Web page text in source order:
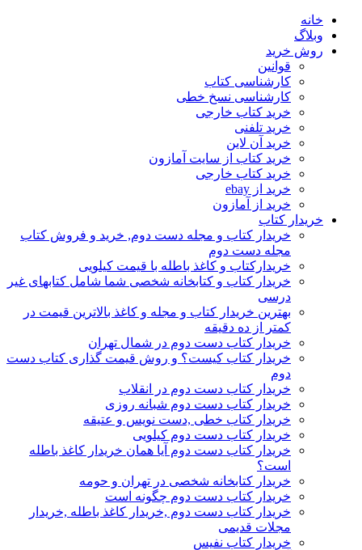
خانه
وبلاگ
روش خرید
قوانین
کارشناسی کتاب
کارشناسی نسخ خطی
خرید کتاب خارجی
خرید تلفنی
خرید آن لاین
خرید کتاب از سایت آمازون
خرید کتاب خارجی
خرید از ebay
خرید از آمازون
خریدار کتاب
خریدار کتاب و مجله دست دوم, خرید و فروش کتاب
مجله دست دوم
خریدارکتاب و کاغذ باطله با قیمت کیلویی
خریدار کتاب و کتابخانه شخصی شما شامل کتابهای غیر
درسی
بهترین خریدار کتاب و مجله و کاغذ بالاترین قیمت در
کمتر از ده دقیقه
خریدار کتاب دست دوم در شمال تهران
خریدار کتاب کیست؟ و روش قیمت گذاری کتاب دست
دوم
خریدار کتاب دست دوم در انقلاب
خریدار کتاب دست دوم شبانه روزی
خریدار کتاب خطی ,دست نویس و عتیقه
خریدار کتاب دست دوم کیلویی
خریدار کتاب دست دوم آیا همان خریدار کاغذ باطله
است؟
خریدار کتابخانه شخصی در تهران و حومه
خریدار کتاب دست دوم چگونه است
خریدار کتاب دست دوم ,خریدار کاغذ باطله ,خریدار
مجلات قدیمی
خریدار کتاب نفیس